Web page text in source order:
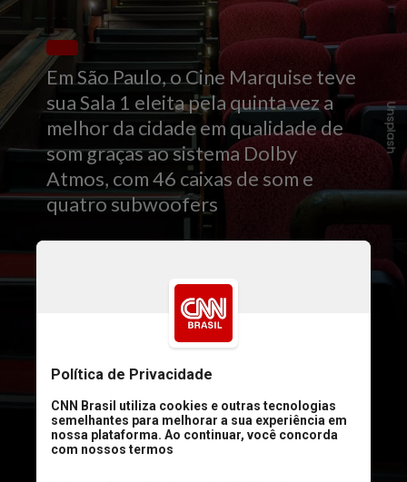
Em São Paulo, o Cine Marquise teve
sua Sala 1 eleita pela quinta vez a
melhor da cidade em qualidade de
som graças ao sistema Dolby
Atmos, com 46 caixas de som e
quatro subwoofers
Unsplash